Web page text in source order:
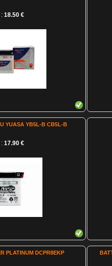
: 18.50 €
YUASA YB5L-B CB5L-B
: 17.90 €
PLATINUM DCPR8EKP